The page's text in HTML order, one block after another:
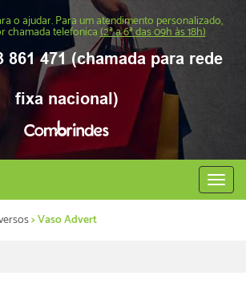
o ajudar. Para um atendimento personalizado,
chamada telefonica(2ª a 6ª das 09h às 18h)
471 (chamada para rede
fixa nacional)
Abrir
menu
> Vaso Advert